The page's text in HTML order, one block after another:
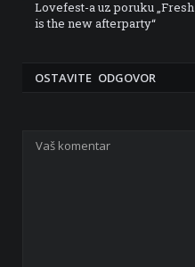
Lovefest-a uz poruku „Fresh
is the new afterparty“
OSTAVITE ODGOVOR